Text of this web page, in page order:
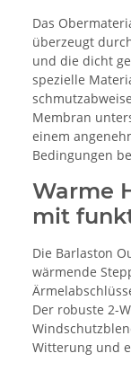
Das
überzeugt
und die dicht
spezielle
Membran
einem
Bedingungen
Warme
mit
Die Barlaston
wärmende
Der robuste 2-
Witterung und